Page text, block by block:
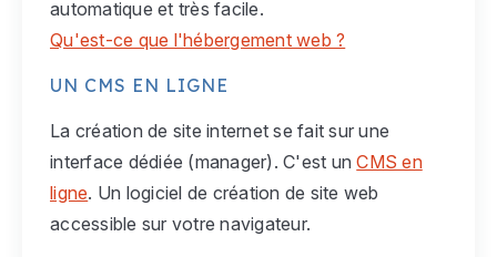
automatique et très facile.
Qu'est-ce que l'hébergement web ?
UN CMS EN LIGNE
La création de site internet se fait sur une
interface dédiée (manager). C'est unCMS en
ligne. Un logiciel de création de site web
accessible sur votre navigateur.